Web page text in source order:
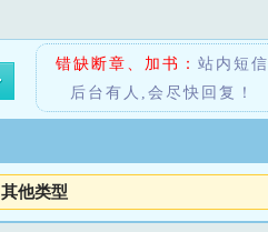
错缺断章、加书： 站内短信
后台有人,会尽快回复！
其他类型